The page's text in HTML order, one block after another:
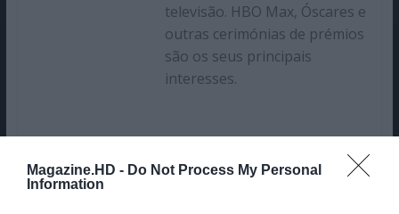
Magazine.HD - Do Not Process My Personal
Information
televisão. HBO Max, Óscares e
outras cerimónias de prémios
são os seus principais
interesses.